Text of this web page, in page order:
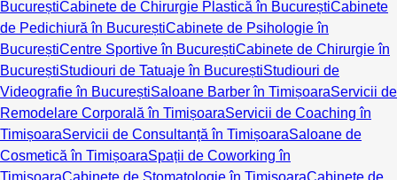
BucureștiCabinete de Chirurgie Plastică în BucureștiCabinete
de Pedichiură în BucureștiCabinete de Psihologie în
BucureștiCentre Sportive în BucureștiCabinete de Chirurgie în
BucureștiStudiouri de Tatuaje în BucureștiStudiouri de
Videografie în BucureștiSaloane Barber în TimișoaraServicii de
Remodelare Corporală în TimișoaraServicii de Coaching în
TimișoaraServicii de Consultanță în TimișoaraSaloane de
Cosmetică în TimișoaraSpații de Coworking în